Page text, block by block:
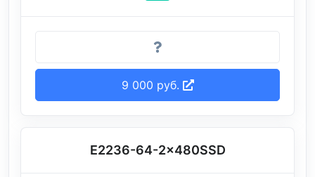
9 000 руб.
E2236-64-2x480SSD